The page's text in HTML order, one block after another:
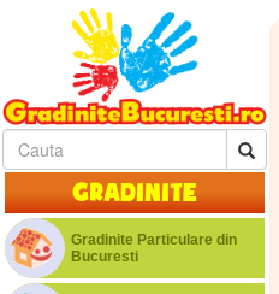
Gradinite
Gradinite Particulare din
Bucuresti